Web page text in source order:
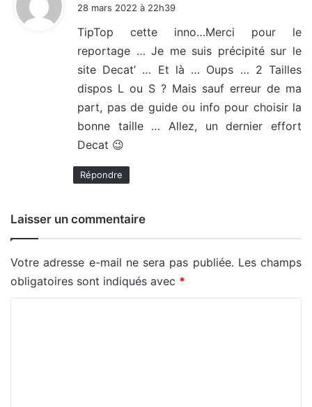
:
28 mars 2022 à 22h39
TipTop cette inno…Merci pour le
reportage … Je me suis précipité sur le
site Decat’ … Et là … Oups … 2 Tailles
dispos L ou S ? Mais sauf erreur de ma
part, pas de guide ou info pour choisir la
bonne taille … Allez, un dernier effort
Decat 😉
Répondre
Laisser un commentaire
Votre adresse e-mail ne sera pas publiée. Les champs
obligatoires sont indiqués avec *